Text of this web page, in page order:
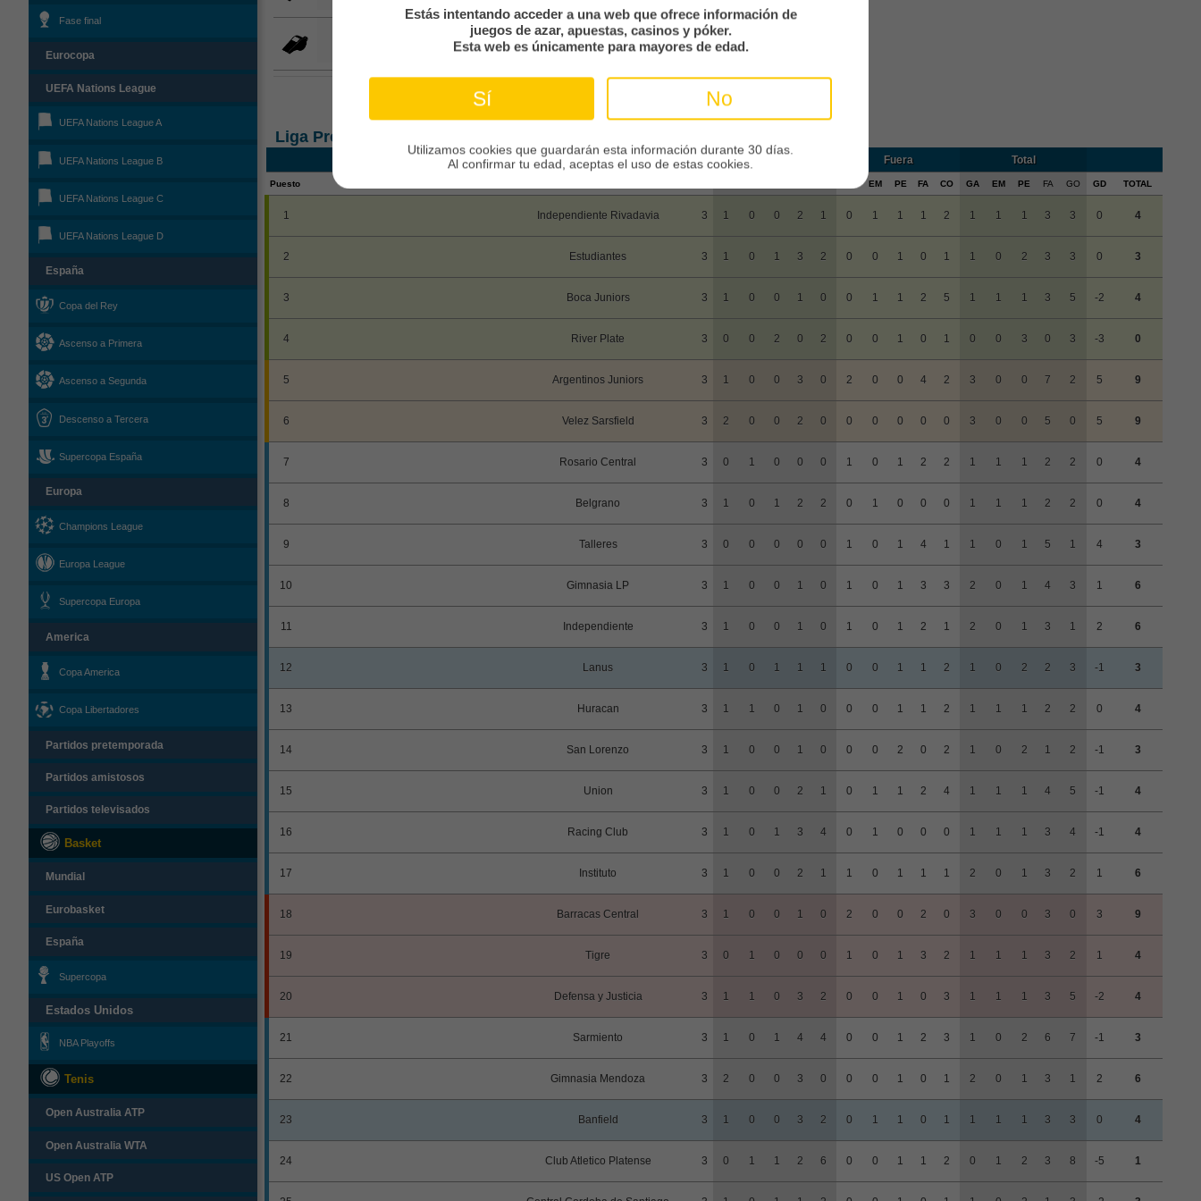
Fase final
Eurocopa
UEFA Nations League
UEFA Nations League A
UEFA Nations League B
UEFA Nations League C
UEFA Nations League D
España
Copa del Rey
Ascenso a Primera
Ascenso a Segunda
Descenso a Tercera
Supercopa España
Europa
Champions League
Europa League
Supercopa Europa
America
Copa America
Copa Libertadores
Partidos pretemporada
Partidos amistosos
Partidos televisados
Basket
Mundial
Eurobasket
España
Supercopa
Estados Unidos
NBA Playoffs
Tenis
Open Australia ATP
Open Australia WTA
US Open ATP
Bienvenidos a marcadoresonline, la retransmisión del
partido empezará 5 minutos antes del saque inicial.
Liga Profesional Clausura
Clasificación Fuera Total
Puesto EM PE FA CO GA EM PE FA GO GD TOTAL
1 Independiente Rivadavia 3 1 0 0 2 1 0 1 1 1 2 1 1 1 3 3 0 4
2 Estudiantes 3 1 0 1 3 2 0 0 1 0 1 1 0 2 3 3 0 3
3 Boca Juniors 3 1 0 0 1 0 0 1 1 2 5 1 1 1 3 5 -2 4
4 River Plate 3 0 0 2 0 2 0 0 1 0 1 0 0 3 0 3 -3 0
5 Argentinos Juniors 3 1 0 0 3 0 2 0 0 4 2 3 0 0 7 2 5 9
6 Velez Sarsfield 3 2 0 0 2 0 0 0 0 0 0 3 0 0 5 0 5 9
7 Rosario Central 3 0 1 0 0 0 1 0 1 2 2 1 1 1 2 2 0 4
8 Belgrano 3 1 0 1 2 2 0 1 0 0 0 1 1 1 2 2 0 4
9 Talleres 3 0 0 0 0 0 1 0 1 4 1 1 0 1 5 1 4 3
10 Gimnasia LP 3 1 0 0 1 0 1 0 1 3 3 2 0 1 4 3 1 6
11 Independiente 3 1 0 0 1 0 1 0 1 2 1 2 0 1 3 1 2 6
12 Lanus 3 1 0 1 1 1 0 0 1 1 2 1 0 2 2 3 -1 3
13 Huracan 3 1 1 0 1 0 0 0 1 1 2 1 1 1 2 2 0 4
14 San Lorenzo 3 1 0 0 1 0 0 0 2 0 2 1 0 2 1 2 -1 3
15 Union 3 1 0 0 2 1 0 1 1 2 4 1 1 1 4 5 -1 4
16 Racing Club 3 1 0 1 3 4 0 1 0 0 0 1 1 1 3 4 -1 4
17 Instituto 3 1 0 0 2 1 1 0 1 1 1 2 0 1 3 2 1 6
18 Barracas Central 3 1 0 0 1 0 2 0 0 2 0 3 0 0 3 0 3 9
19 Tigre 3 0 1 0 0 0 1 0 1 3 2 1 1 1 3 2 1 4
20 Defensa y Justicia 3 1 1 0 3 2 0 0 1 0 3 1 1 1 3 5 -2 4
21 Sarmiento 3 1 0 1 4 4 0 0 1 2 3 1 0 2 6 7 -1 3
22 Gimnasia Mendoza 3 2 0 0 3 0 0 0 1 0 1 2 0 1 3 1 2 6
23 Banfield 3 1 0 0 3 2 0 1 1 0 1 1 1 1 3 3 0 4
24 Club Atletico Platense 3 0 1 1 2 6 0 0 1 1 2 0 1 2 3 8 -5 1
Estás intentando acceder a una web que ofrece información de
juegos de azar, apuestas, casinos y póker.
Esta web es únicamente para mayores de edad.
Sí No
Utilizamos cookies que guardarán esta información durante 30 días.
Al confirmar tu edad, aceptas el uso de estas cookies.